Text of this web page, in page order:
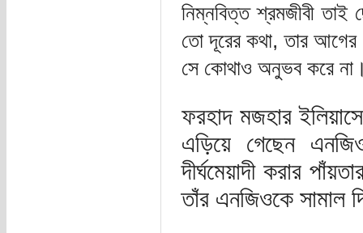
নিম্নবিত্ত শ্রমজীবী
তো দূরের কথা, তার
সে কোথাও অনুভব করে
ফরহাদ মজহার
এড়িয়ে গেছেন
দীর্ঘমেয়াদী করার
তাঁর এনজিওকে সামাল